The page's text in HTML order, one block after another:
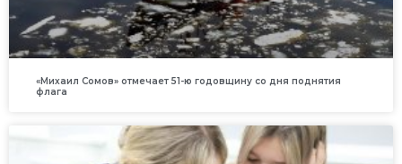
«Михаил Сомов» отмечает 51-ю годовщину со дня поднятия
флага